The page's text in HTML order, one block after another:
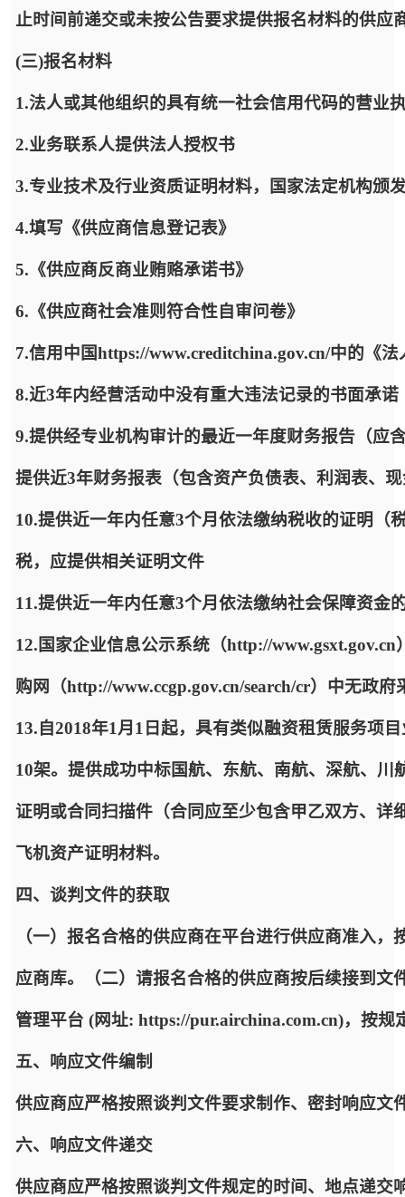
止时间前递交或未按公告要求提供报名材料的供
(三)报名材料
1.法人或其他组织的具有统一社会信用代码的营业
2.业务联系人提供法人授权书
3.专业技术及行业资质证明材料，国家法定机构颁
4.填写《供应商信息登记表》
5.《供应商反商业贿赂承诺书》
6.《供应商社会准则符合性自审问卷》
7.信用中国https://www.creditchina.gov.cn/中的《
8.近3年内经营活动中没有重大违法记录的书面承诺
9.提供经专业机构审计的最近一年度财务报告（应
提供近3年财务报表（包含资产负债表、利润表、
10.提供近一年内任意3个月依法缴纳税收的证明（
税，应提供相关证明文件
11.提供近一年内任意3个月依法缴纳社会保障资金
12.国家企业信息公示系统（http://
购网（http://www.ccgp.gov.cn/search/cr）中无政
13.自2018年1月1日起，具有类似融资租赁服务项
10架。提供成功中标国航、东航、南航、深航、
证明或合同扫描件（合同应至少包含甲乙双方、
飞机资产证明材料。
四、谈判文件的获取
（一）报名合格的供应商在平台进行供应商准入
应商库。（二）请报名合格的供应商按后续接到
管理平台 (网址: https://pur.airchina.com.cn)，按
五、响应文件编制
供应商应严格按照谈判文件要求制作、密封响应文
六、响应文件递交
供应商应严格按照谈判文件规定的时间、地点递交